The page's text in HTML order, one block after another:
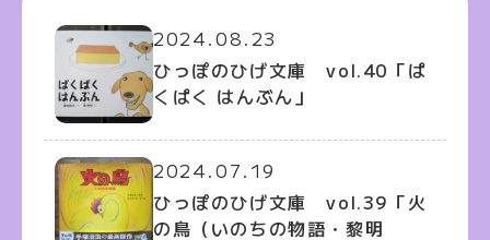
2024.08.23
ひっぽのひげ文庫 vol.40「ぱ
くぱく はんぶん」
2024.07.19
ひっぽのひげ文庫 vol.39「火
の鳥（いのちの物語・黎明